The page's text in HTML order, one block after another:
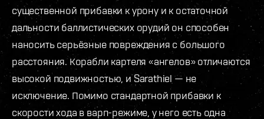
существенной прибавки к урону и к остаточной
дальности баллистических орудий он способен
наносить серьёзные повреждения с большого
расстояния. Корабли картеля «ангелов» отличаются
высокой подвижностью, и Sarathiel — не
исключение. Помимо стандартной прибавки к
скорости хода в варп-режиме, у него есть одна